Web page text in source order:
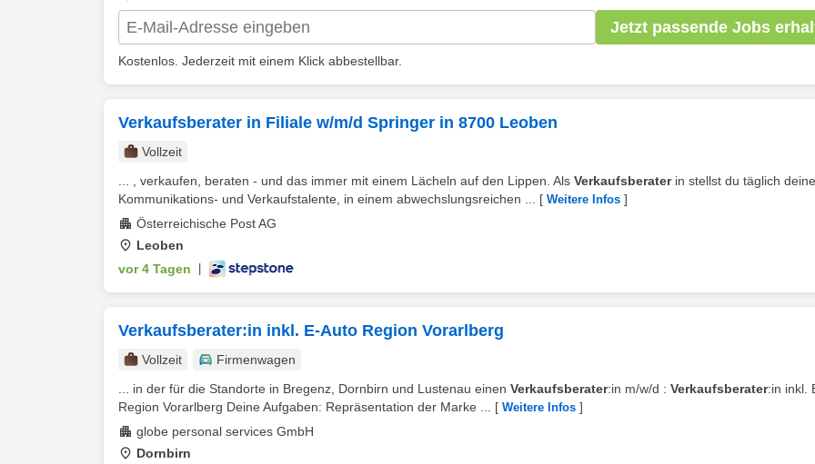
Jetzt passende Jobs
Kostenlos. Jederzeit mit einem Klick abbestellbar.
Verkaufsberater in Filiale w/m/d Springer in 8700 Leoben
Vollzeit
... , verkaufen, beraten - und das immer mit einem Lächeln auf den Lippen. Als Verkaufsberaterin stellst du täglich deine
Kommunikations- und Verkaufstalente, in einem abwechslungsreichen ...
[ Weitere Infos ]
Österreichische Post AG
Leoben
vor 4 Tagen
Verkaufsberater:in inkl. E-Auto Region Vorarlberg
Vollzeit
Firmenwagen
... in der für die Standorte in Bregenz, Dornbirn und Lustenau einen Verkaufsberater:in m/w/d : Verkaufsberater:in inkl.
Region Vorarlberg Deine Aufgaben: Repräsentation der Marke ...
[ Weitere Infos ]
globe personal services GmbH
Dornbirn